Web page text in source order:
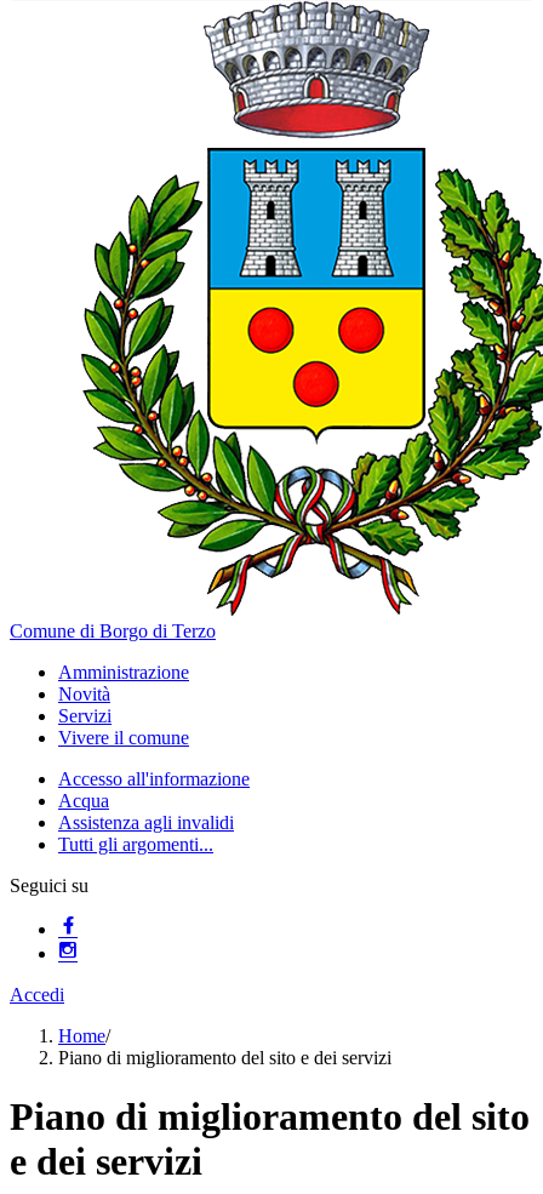
Comune di Borgo di Terzo
Amministrazione
Novità
Servizi
Vivere il comune
Accesso all'informazione
Acqua
Assistenza agli invalidi
Tutti gli argomenti...
Seguici su
Accedi
Home/
Piano di miglioramento del sito e dei servizi
Piano di miglioramento del sito
e dei servizi